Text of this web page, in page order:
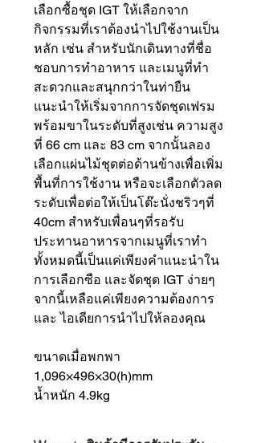
เลือกซื้อชุด IGT ให้เลือกจาก
กิจกรรมที่เราต้องนำไปใช้งานเป็น
หลัก เช่น สำหรับนักเดินทางที่ชื่อ
ชอบการทำอาหาร และเมนูที่ทำ
สะดวกและสนุกกว่าในท่ายืน
แนะนำให้เริ่มจากการจัดชุดเฟรม
พร้อมขาในระดับที่สูงเช่น ความสูง
ที่ 66 cm และ 83 cm จากนั้นลอง
เลือกแผ่นไม้ชุดต่อด้านข้างเพื่อเพิ่ม
พื้นที่การใช้งาน หรือจะเลือกตัวลด
ระดับเพื่อต่อให้เป็นโต๊ะนั่งชริวๆที่
40cm สำหรับเพื่อนๆที่รอรับ
ประทานอาหารจากเมนูที่เราทำ
ทั้งหมดนี้เป็นแค่เพียงคำแนะนำใน
การเลือกซือ และจัดชุด IGT ง่ายๆ
จากนี้เหลือแค่เพียงความต้องการ
และ ไอเดียการนำไปให้ลองคุณ
ขนาดเมื่อพกพา
1,096×496×30(h)mm
น้ำหนัก 4.9kg